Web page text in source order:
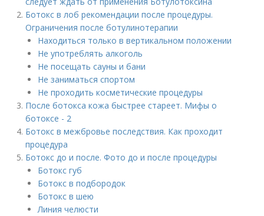
Ботокс в лоб рекомендации после процедуры.
Ограничения после ботулинотерапии
Находиться только в вертикальном положении
Не употреблять алкоголь
Не посещать сауны и бани
Не заниматься спортом
Не проходить косметические процедуры
После ботокса кожа быстрее стареет. Мифы о
ботоксе - 2
Ботокс в межбровье последствия. Как проходит
процедура
Ботокс до и после. Фото до и после процедуры
Ботокс губ
Ботокс в подбородок
Ботокс в шею
Линия челюсти